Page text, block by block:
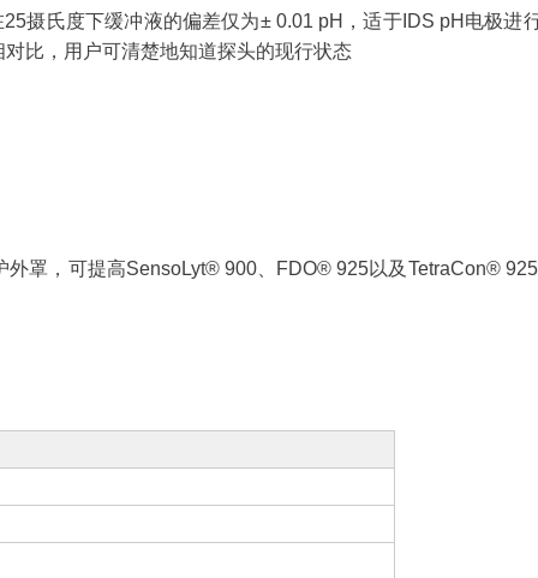
摄氏度下缓冲液的偏差仅为± 0.01 pH，适于IDS pH电极进
比，用户可清楚地知道探头的现行状态
罩，可提高SensoLyt® 900、FDO® 925以及TetraCon®